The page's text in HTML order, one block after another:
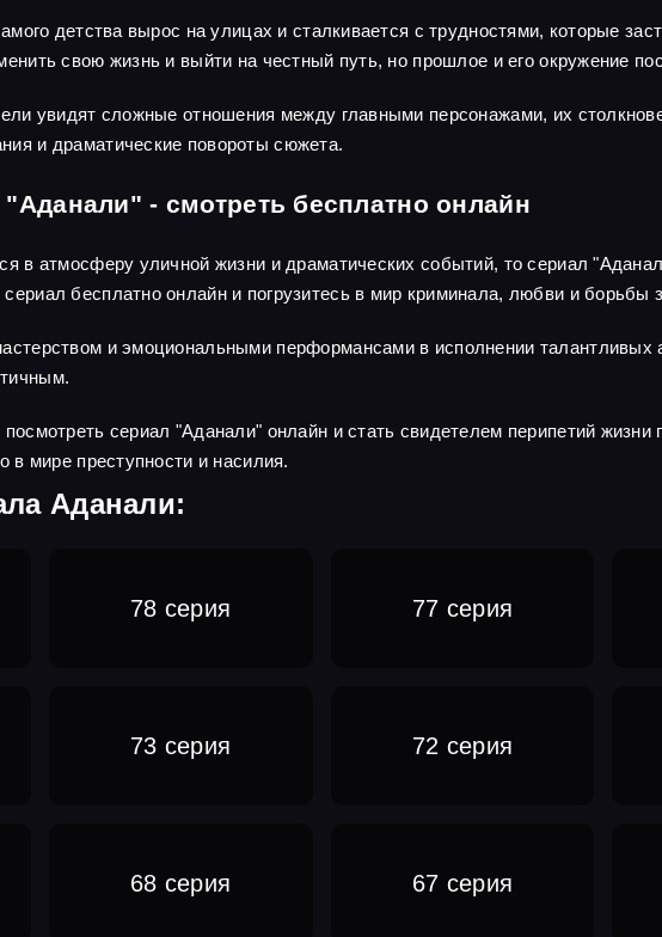
детства вырос на улицах и сталкивается с трудностями, которые
свою жизнь и выйти на честный путь, но прошлое и его окружение
увидят сложные отношения между главными персонажами, их
и драматические повороты сюжета.
- смотреть бесплатно онлайн
в атмосферу уличной жизни и драматических событий, то сериал
бесплатно онлайн и погрузитесь в мир криминала, любви и борьбы
и эмоциональными перформансами в исполнении
сериал "Аданали" онлайн и стать свидетелем перипетий жизни
в мире преступности и насилия.
Аданали:
78 серия 77 серия
73 серия 72 серия
68 серия 67 серия